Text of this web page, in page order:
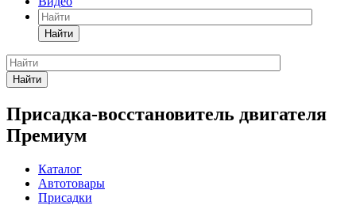
Найти
Найти
Присадка-восстановитель двигателя
Премиум
Каталог
Автотовары
Присадки